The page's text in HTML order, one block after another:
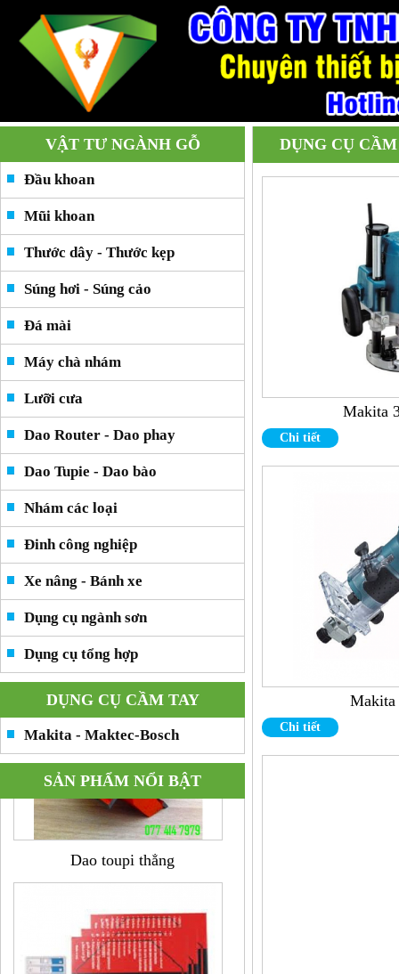
VẬT TƯ NGÀNH GỖ
Đầu khoan
Mũi khoan
Thước dây - Thước kẹp
Súng hơi - Súng cảo
Đá mài
Máy chà nhám
Lưỡi cưa
Dao Router - Dao phay
Dao Tupie - Dao bào
Nhám các loại
Đinh công nghiệp
Xe nâng - Bánh xe
Dụng cụ ngành sơn
Dụng cụ tổng hợp
DỤNG CỤ CẦM TAY
Makita - Maktec-Bosch
SẢN PHẨM NỔI BẬT
Dao toupi thẳng
DỤNG CỤ
Makita
Chi tiết
Makita
Chi tiết